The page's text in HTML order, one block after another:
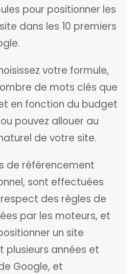
pour positionner les
dans les 10 premiers
votre formule,
de mots clés que
en fonction du budget
pouvez allouer au
de votre site.
de référencement
sont effectuées
des règles de
par les moteurs, et
un site
plusieurs années et
Google, et